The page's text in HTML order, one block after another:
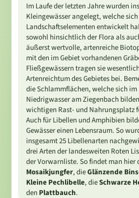
Im Laufe der letzten Jahre wurden
Kleingewässer angelegt, welche
Landschaftselementen entwickelt
sowohl hinsichtlich der Flora als
äußerst wertvolle, artenreiche
mit den im Gebiet vorhandenen
Fließgewässern tragen sie
Artenreichtum des Gebietes bei.
die Schlammflächen, welche sich im
Niedrigwasser am Ziegenbach
wichtigen Rast- und Nahrungsplatz
Auch für Libellen und Amphibien
Gewässer einen Lebensraum. So
insgesamt 25 Libellenarten
drei Arten der landesweiten Roten
der Vorwarnliste. So findet man hier
Mosaikjungfer, dieGlänzende
Kleine Pechlibelle, dieSchwarze
den Plattbauch.